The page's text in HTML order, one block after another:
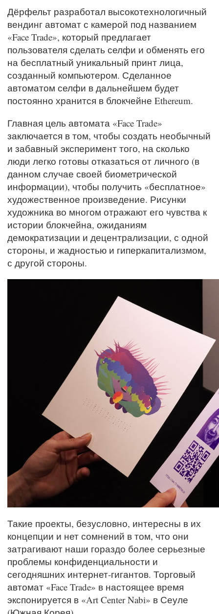
Дёрфельт разработал высокотехнологичный
вендинг автомат с камерой под названием
«Face Trade», который предлагает
пользователя сделать селфи и обменять его
на бесплатный уникальный принт лица,
созданный компьютером. Сделанное
автоматом селфи в дальнейшем будет
постоянно хранится в блокчейне Ethereum.
Главная цель автомата «Face Trade»
заключается в том, чтобы создать необычный
и забавный эксперимент того, на сколько
люди легко готовы отказаться от личного (в
данном случае своей биометрической
информации), чтобы получить «бесплатное»
художественное произведение. Рисунки
художника во многом отражают его чувства к
истории блокчейна, ожиданиям
демократизации и децентрализации, с одной
стороны, и жадностью и гиперкапитализмом,
с другой стороны.
Такие проекты, безусловно, интересны в их
концепции и нет сомнений в том, что они
затрагивают наши гораздо более серьезные
проблемы конфиденциальности и
сегодняшних интернет-гигантов. Торговый
автомат «Face Trade» в настоящее время
экспонируется в «Art Center Nabi» в Сеуле